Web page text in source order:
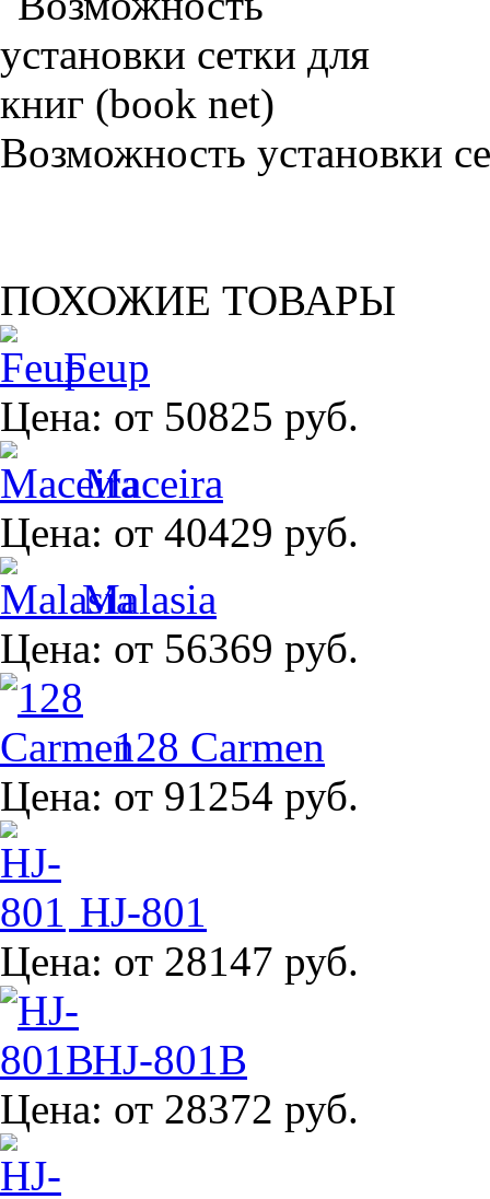
Возможность установки
ПОХОЖИЕ ТОВАРЫ
Feup
Цена: от 50825 руб.
Maceira
Цена: от 40429 руб.
Malasia
Цена: от 56369 руб.
128 Carmen
Цена: от 91254 руб.
HJ-801
Цена: от 28147 руб.
HJ-801B
Цена: от 28372 руб.